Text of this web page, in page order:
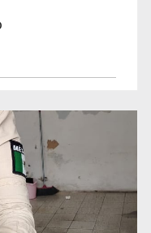
en Jalisco y